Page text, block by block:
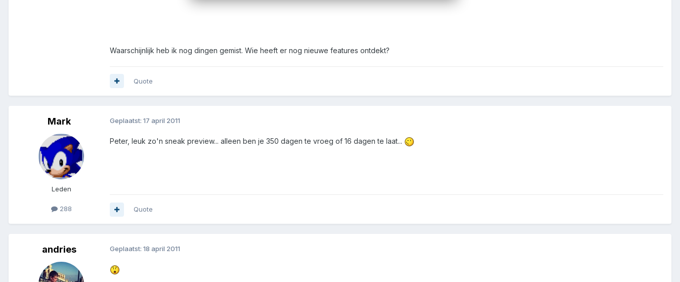
Waarschijnlijk heb ik nog dingen gemist. Wie heeft er nog nieuwe features ontdekt?
Quote
Mark
Leden
288
Geplaatst: 17 april 2011
Peter, leuk zo'n sneak preview... alleen ben je 350 dagen te vroeg of 16 dagen te laat...
Quote
andries Geplaatst: 18 april 2011